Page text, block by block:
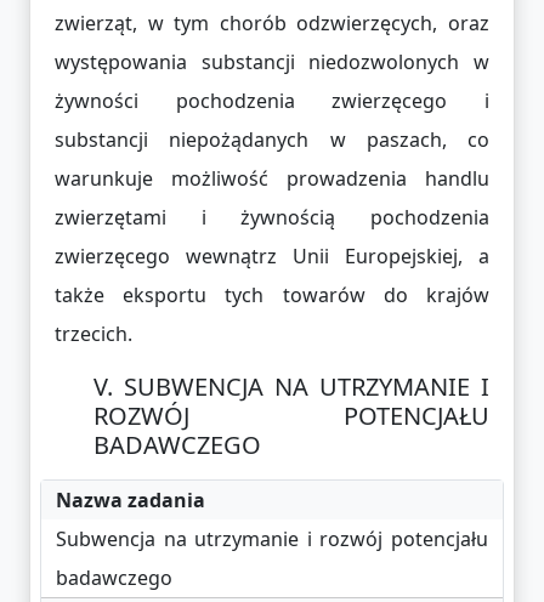
zwierząt, w tym chorób odzwierzęcych, oraz
występowania substancji niedozwolonych w
żywności pochodzenia zwierzęcego i
substancji niepożądanych w paszach, co
warunkuje możliwość prowadzenia handlu
zwierzętami i żywnością pochodzenia
zwierzęcego wewnątrz Unii Europejskiej, a
także eksportu tych towarów do krajów
trzecich.
SUBWENCJA NA UTRZYMANIE I
ROZWÓJ POTENCJAŁU
BADAWCZEGO
Nazwa zadania
Subwencja na utrzymanie i rozwój potencjału
badawczego